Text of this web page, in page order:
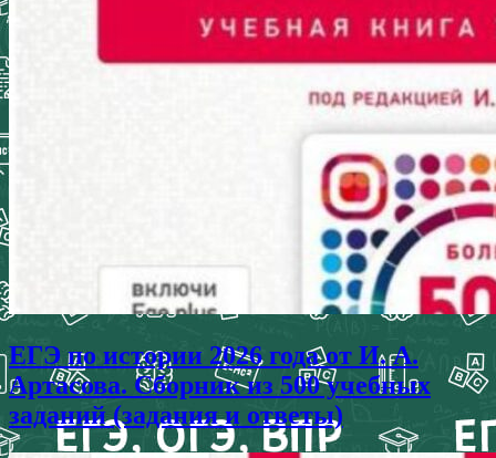
ЕГЭ по истории 2026 года от И. А.
Артасова. Сборник из 500 учебных
заданий (задания и ответы)